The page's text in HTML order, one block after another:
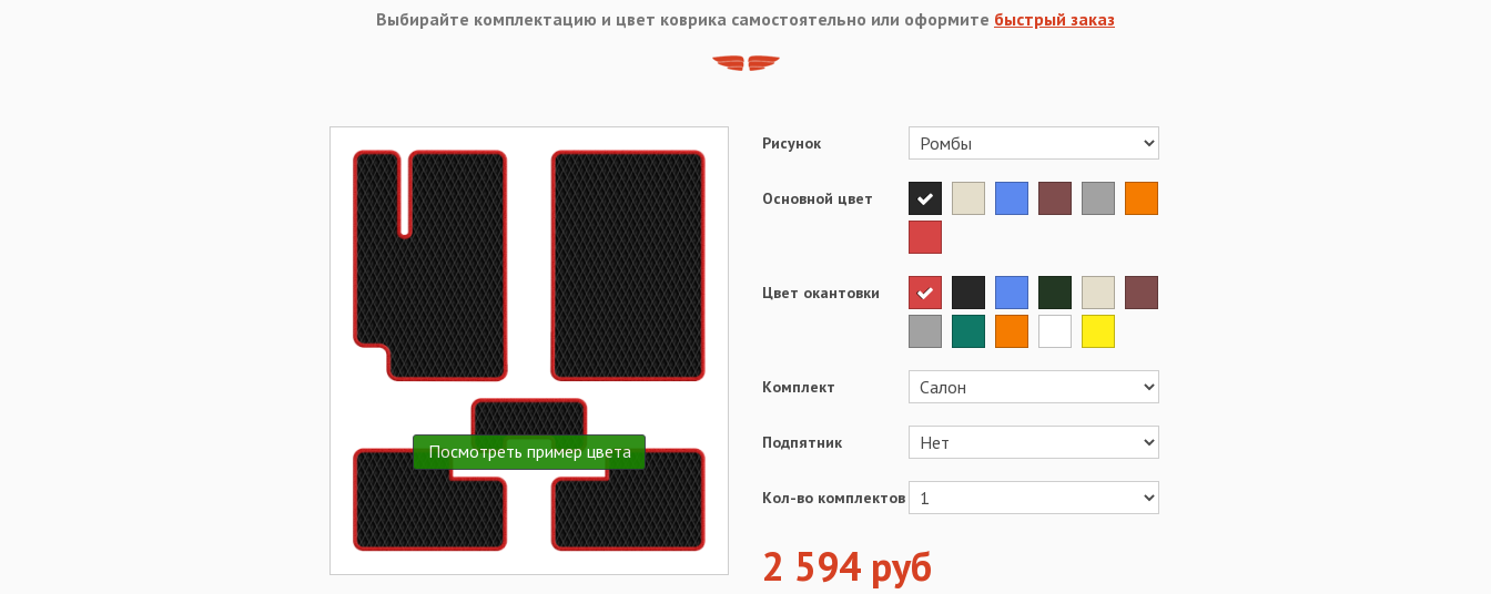
Выбирайте комплектацию и цвет коврика самостоятельно или оформите быстрый заказ
Посмотреть пример цвета
Рисунок
Основной цвет
Цвет окантовки
Комплект
Подпятник
Кол-во комплектов
2 594 руб